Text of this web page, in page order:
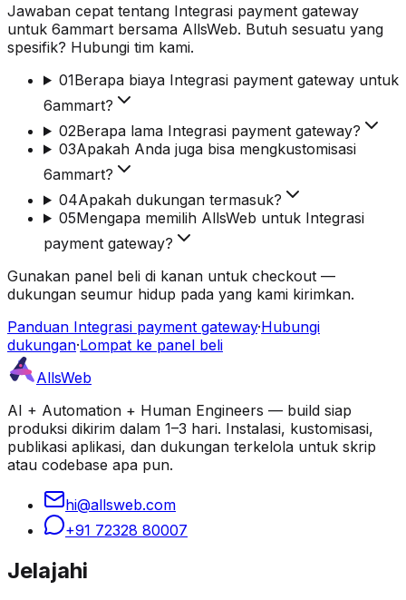
Jawaban cepat tentang Integrasi payment gateway
untuk 6ammart bersama AllsWeb. Butuh sesuatu yang
spesifik? Hubungi tim kami.
01Berapa biaya Integrasi payment gateway untuk
6ammart?
02Berapa lama Integrasi payment gateway?
03Apakah Anda juga bisa mengkustomisasi
6ammart?
04Apakah dukungan termasuk?
05Mengapa memilih AllsWeb untuk Integrasi
payment gateway?
Gunakan panel beli di kanan untuk checkout —
dukungan seumur hidup pada yang kami kirimkan.
Panduan Integrasi payment gateway·Hubungi
dukungan·Lompat ke panel beli
AllsWeb
AI + Automation + Human Engineers — build siap
produksi dikirim dalam 1–3 hari. Instalasi, kustomisasi,
publikasi aplikasi, dan dukungan terkelola untuk skrip
atau codebase apa pun.
hi@allsweb.com
+91 72328 80007
Jelajahi